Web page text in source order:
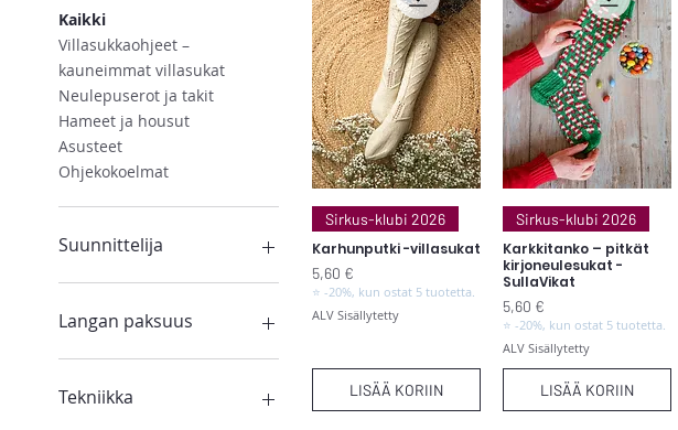
Kaikki
Villasukkaohjeet –
kauneimmat villasukat
Neulepuserot ja takit
Hameet ja housut
Asusteet
Ohjekokoelmat
Suunnittelija
Anniina Juuti
Hanne Piirainen
Sonja Nykänen
Langan paksuus
Langan paksuus 100-
200m/100g
Tekniikka
Pikakatselu
Sirkus-klubi 2026
Karhunputki -villasukat
Hinta
5,60 €
⭐ -20%, kun ostat 5 tuotetta.
ALV Sisällytetty
LISÄÄ KORIIN
Pikakatselu
Sirkus-klubi 2026
Karkkitanko – pitkät
kirjoneulesukat -
SullaVikat
Hinta
5,60 €
⭐ -20%, kun ostat 5 tuotetta.
ALV Sisällytetty
LISÄÄ KORIIN